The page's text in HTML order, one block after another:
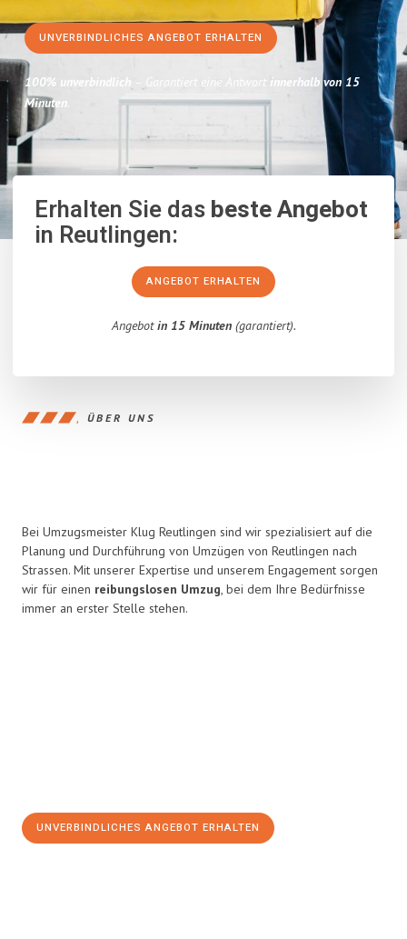
UNVERBINDLICHES ANGEBOT ERHALTEN
100% unverbindlich – Garantiert eine Antwort innerhalb von 15
Minuten.
Erhalten Sie dasbeste Angebot
in Reutlingen:
ANGEBOT ERHALTEN
Angebotin 15 Minuten(garantiert).
ÜBER UNS
Bei Umzugsmeister Klug Reutlingen sind wir spezialisiert auf die
Planung und Durchführung von Umzügen von Reutlingen nach
Strassen. Mit unserer Expertise und unserem Engagement sorgen
wir für einen reibungslosen Umzug, bei dem Ihre Bedürfnisse
immer an erster Stelle stehen.
UNVERBINDLICHES ANGEBOT ERHALTEN